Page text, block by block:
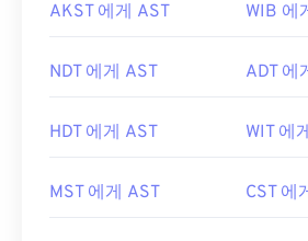
AKST 에게 AST WIB 에
NDT 에게 AST ADT 에
HDT 에게 AST WIT 에
MST 에게 AST CST 에